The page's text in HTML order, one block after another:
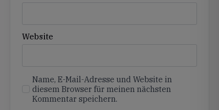
Website
Name, E-Mail-Adresse und Website in
diesem Browser für meinen nächsten
Kommentar speichern.